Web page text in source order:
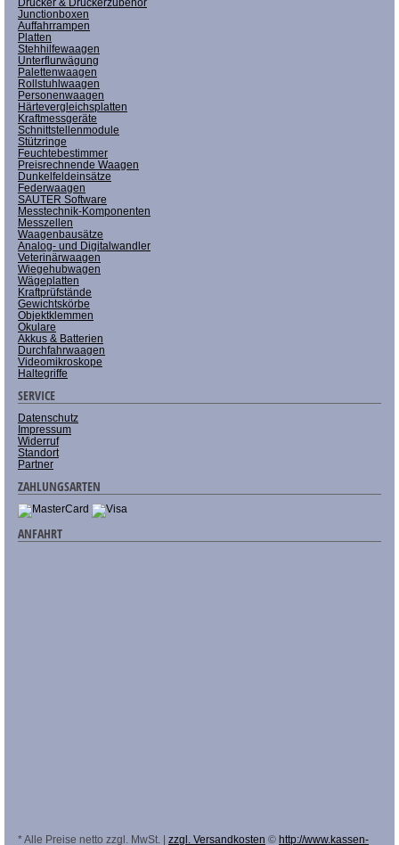
Junctionboxen
Auffahrrampen
Platten
Stehhilfewaagen
Unterflurwägung
Palettenwaagen
Rollstuhlwaagen
Personenwaagen
Härtevergleichsplatten
Kraftmessgeräte
Schnittstellenmodule
Stützringe
Feuchtebestimmer
Preisrechnende Waagen
Dunkelfeldeinsätze
Federwaagen
SAUTER Software
Messtechnik-Komponenten
Messzellen
Waagenbausätze
Analog- und Digitalwandler
Veterinärwaagen
Wiegehubwagen
Wägeplatten
Kraftprüfstände
Gewichtskörbe
Objektklemmen
Okulare
Akkus & Batterien
Durchfahrwaagen
Videomikroskope
Haltegriffe
SERVICE
Datenschutz
Impressum
Widerruf
Standort
Partner
ZAHLUNGSARTEN
ANFAHRT
* Alle Preise netto zzgl. MwSt. | zzgl. Versandkosten © http://www.kassen-